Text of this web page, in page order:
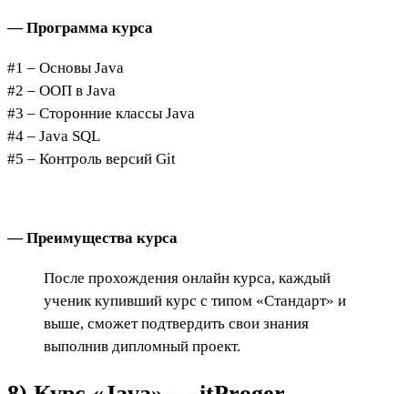
— Программа курса
#1 – Основы Java
#2 – ООП в Java
#3 – Сторонние классы Java
#4 – Java SQL
#5 – Контроль версий Git
— Преимущества курса
После прохождения онлайн курса, каждый
ученик купивший курс с типом «Стандарт» и
выше, сможет подтвердить свои знания
выполнив дипломный проект.